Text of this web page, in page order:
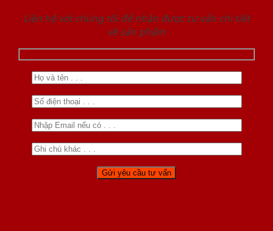
Liên hệ với chúng tôi để nhận được tư vấn chi tiết
về sản phẩm